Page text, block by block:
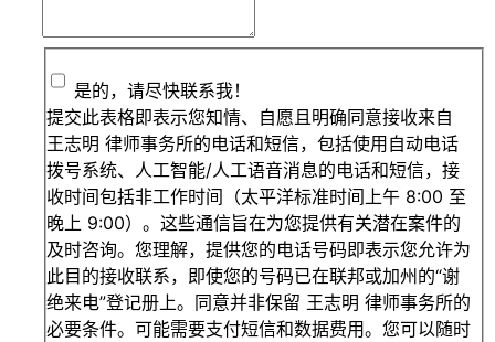
是的，请尽快联系我！
提交此表格即表示您知情、自愿且明确同意接收来自
王志明 律师事务所的电话和短信，包括使用自动电话
拨号系统、人工智能/人工语音消息的电话和短信，接
收时间包括非工作时间（太平洋标准时间上午 8:00 至
晚上 9:00）。这些通信旨在为您提供有关潜在案件的
及时咨询。您理解，提供您的电话号码即表示您允许为
此目的接收联系，即使您的号码已在联邦或加州的“谢
绝来电”登记册上。同意并非保留 王志明 律师事务所的
必要条件。可能需要支付短信和数据费用。您可以随时